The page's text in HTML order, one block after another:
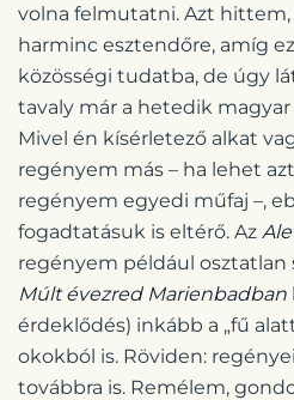
volna felmutatni. Azt hittem,
harminc esztendőre, amíg
közösségi tudatba, de úgy
tavaly már a hetedik
Mivel én kísérletező alkat
regényem más – ha lehet
regényem egyedi műfaj –,
fogadtatásuk is eltérő. Az
regényem például osztatlan
Múlt évezred Marienbadban
érdeklődés) inkább a „fű
okokból is. Röviden:
továbbra is. Remélem,